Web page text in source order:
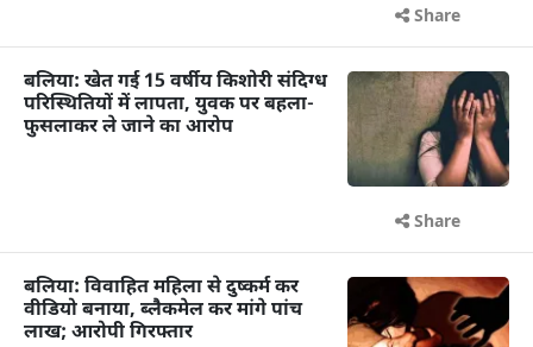
Share
बलिया: खेत गई 15 वर्षीय किशोरी संदिग्ध
परिस्थितियों में लापता, युवक पर बहला-
फुसलाकर ले जाने का आरोप
Share
बलिया: विवाहित महिला से दुष्कर्म कर
वीडियो बनाया, ब्लैकमेल कर मांगे पांच
लाख; आरोपी गिरफ्तार